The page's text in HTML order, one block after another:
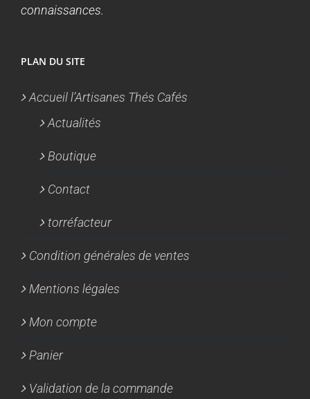
connaissances.
PLAN DU SITE
Accueil l’Artisanes Thés Cafés
Actualités
Boutique
Contact
torréfacteur
Condition générales de ventes
Mentions légales
Mon compte
Panier
Validation de la commande